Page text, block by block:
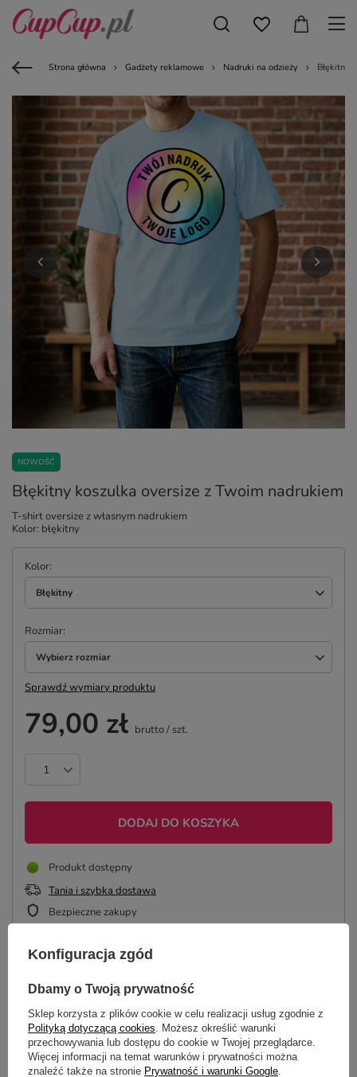
Strona główna Gadżety reklamowe Nadruki na odzieży Błękitny
NOWOŚĆ
Błękitny koszulka oversize z Twoim nadrukiem
T-shirt oversize z własnym nadrukiem
Kolor: błękitny
Kolor
Błękitny
Rozmiar
Wybierz rozmiar
Sprawdź wymiary produktu
79,00 zł brutto/ szt.
DODAJ DO KOSZYKA
Produkt dostępny
Tania i szybka dostawa
Bezpieczne zakupy
OPIS
Konfiguracja zgód
Dbamy o Twoją prywatność
Sklep korzysta z plików cookie w celu realizacji usług zgodnie z
Polityką dotyczącą cookies. Możesz określić warunki
przechowywania lub dostępu do cookie w Twojej przeglądarce.
Więcej informacji na temat warunków i prywatności można
znaleźć także na stronie Prywatność i warunki Google.